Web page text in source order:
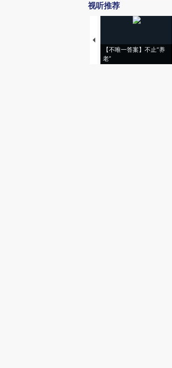
视听推荐
【不唯一答案】不止“养
老”